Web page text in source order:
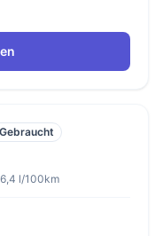
Gebraucht
6,4 l/100km